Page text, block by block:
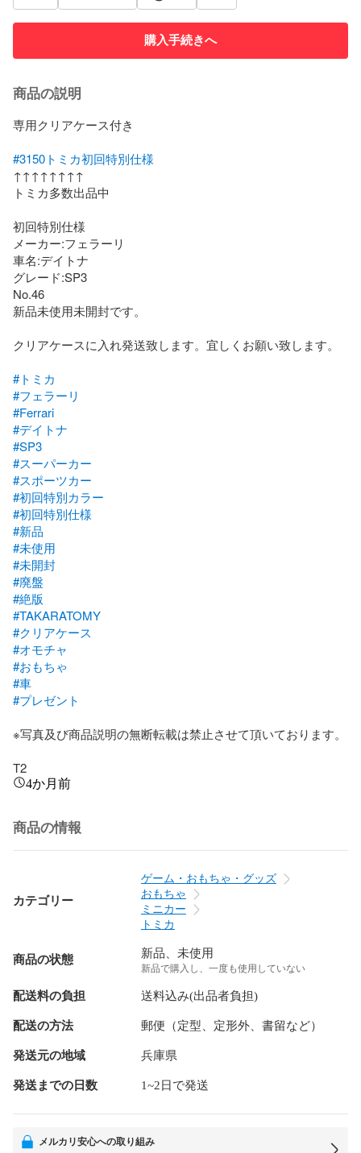
購入手続きへ
商品の説明
専用クリアケース付き
#3150トミカ初回特別仕様
↑↑↑↑↑↑↑↑
トミカ多数出品中
初回特別仕様
メーカー:フェラーリ
車名:デイトナ
グレード:SP3
No.46
新品未使用未開封です。
クリアケースに入れ発送致します。宜しくお願い致します。
#トミカ
#フェラーリ
#Ferrari
#デイトナ
#SP3
#スーパーカー
#スポーツカー
#初回特別カラー
#初回特別仕様
#新品
#未使用
#未開封
#廃盤
#絶版
#TAKARATOMY
#クリアケース
#オモチャ
#おもちゃ
#車
#プレゼント
※写真及び商品説明の無断転載は禁止させて頂いております。
T2
4か月前
商品の情報
カテゴリー
ゲーム・おもちゃ・グッズ
おもちゃ
ミニカー
トミカ
商品の状態 新品、未使用
新品で購入し、一度も使用していない
配送料の負担 送料込み(出品者負担)
配送の方法 郵便（定型、定形外、書留など）
発送元の地域 兵庫県
発送までの日数 1~2日で発送
メルカリ安心への取り組み